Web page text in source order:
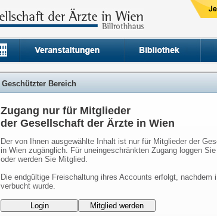
Geschützter Bereich
Zugang nur für Mitglieder
der Gesellschaft der Ärzte in Wien
Der von Ihnen ausgewählte Inhalt ist nur für Mitglieder der
in Wien zugänglich. Für uneingeschränkten Zugang loggen
oder werden Sie Mitglied.
Die endgültige Freischaltung ihres Accounts erfolgt, nachdem
verbucht wurde.